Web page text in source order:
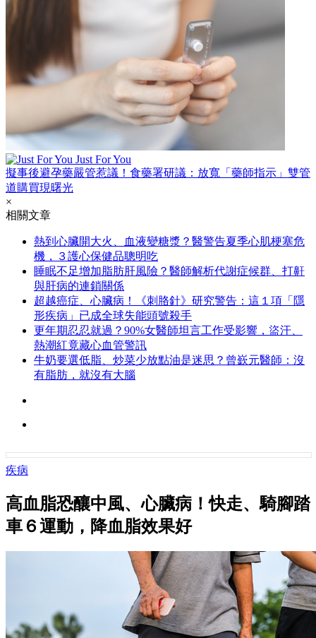
Just For You
擬事後避孕藥嚴管惹議！食藥署研議：放寬「藥師指示」雙管
道購買現曙光
×
相關文章
熱到心臟開大火、血液變糖漿？醫警告夏季心肌梗塞危
機，３護心保健品聰明吃
睡眠不足增加脂肪肝風險？醫師解析代謝症候群、打鼾
與肝病的連鎖關係
超越癌症、心臟病！《刺胳針》研究警告：這１項「隱
形疾病」已成全球失能頭號殺手
更年期忍忍就過？90%女醫師坦言工作受影響，盜汗、
熱潮紅竟藏心血管警訊
牛奶要選低脂、炒菜少放點油是迷思？曾嶔元醫師：沒
有脂肪，就沒有大腦
疾病
高血脂恐釀中風、心臟病！快走、騎腳踏
車６運動，降血脂效果好